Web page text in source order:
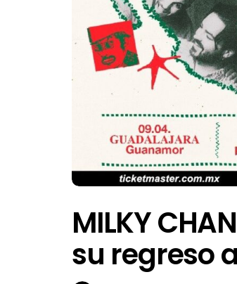
MILKY
su regreso